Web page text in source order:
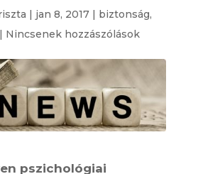
| jan 8, 2017| biztonság,
Nincsenek hozzászólások
pszichológiai